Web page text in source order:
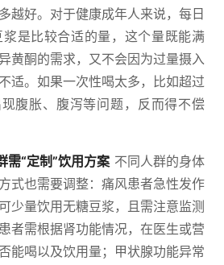
越好。对于健康成年人来说，每日
是比较合适的量，这个量既能满
黄酮的需求，又不会因为过量摄入
适。如果一次性喝太多，比如超过
腹胀、腹泻等问题，反而得不偿
需“定制”饮用方案 不同人群的身体
式也需要调整：痛风患者急性发作
少量饮用无糖豆浆，且需注意监测
者需根据肾功能情况，在医生或营
能喝以及饮用量；甲状腺功能异常